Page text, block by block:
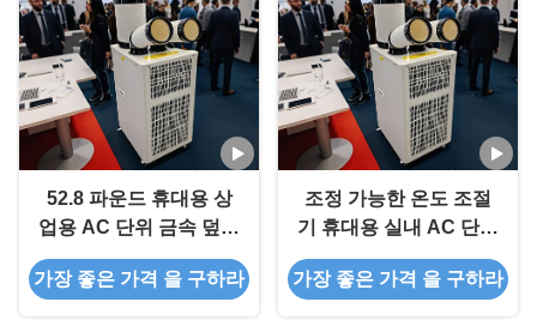
52.8 파운드 휴대용 상
업용 AC 단위 금속 덮개
와 함께 높은 열 전달 효
율
가장 좋은 가격 을 구하라
조정 가능한 온도 조절
기 휴대용 실내 AC 단위
산업 작업실에 맞춤형
가장 좋은 가격 을 구하라